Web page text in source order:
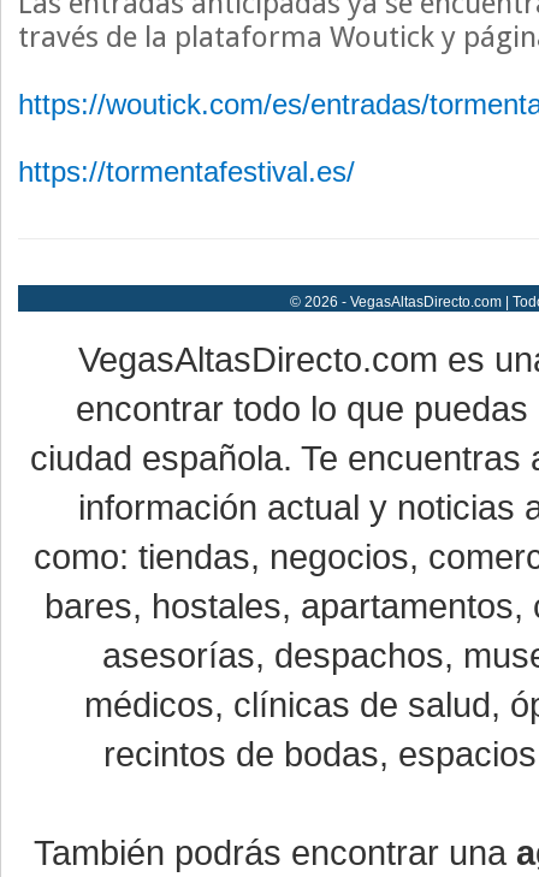
través de la plataforma Woutick y
https://woutick.com/es/entradas/
https://tormentafestival.es/
© 2026 - VegasAltasDirecto.com |
VegasAltasDirecto.com es
encontrar todo lo que
ciudad española. Te
información actual y noticias
como: tiendas, negocios,
bares, hostales,
asesorías, despachos,
médicos, clínicas de salud,
recintos de bodas,
También podrás encontrar una